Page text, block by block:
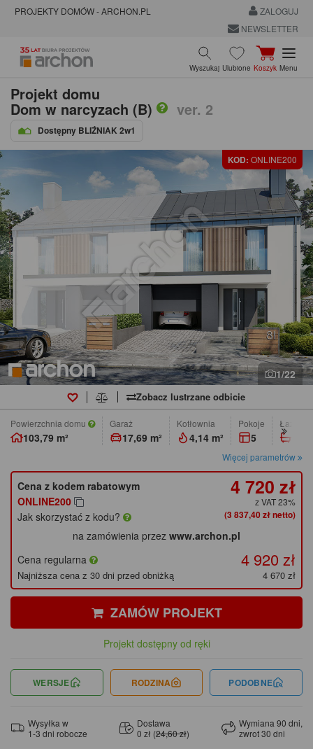
PROJEKTY DOMÓW - ARCHON.PL
ZALOGUJ
NEWSLETTER
Wyszukaj Ulubione Koszyk Menu
Projekt domu
Dom w narcyzach (B) ver. 2
Dostępny BLIŹNIAK 2w1
KOD: ONLINE200
1/22
Zobacz lustrzane odbicie
Powierzchnia domu
103,79 m²
Garaż
17,69 m²
Kotłownia
4,14 m²
pokoje
5
Więcej parametrów
Cena z kodem rabatowym
ONLINE200
Jak skorzystać z kodu?
4 720 zł
z VAT 23%
(3 837,40 zł netto)
na zamówienia przez www.archon.pl
Cena regularna
4 920 zł
Najniższa cena z 30 dni przed obniżką 4 670 zł
ZAMÓW PROJEKT
Projekt dostępny od ręki
WERSJE RODZINA PODOBNE
Wysyłka w
1-3 dni robocze
Dostawa
0 zł (24,60 zł)
Wymiana 90 dni,
zwrot 30 dni